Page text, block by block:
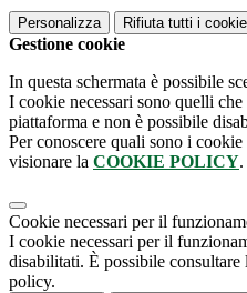
Personalizza Rifiuta tutti i
Gestione cookie
In questa schermata è possibile
I cookie necessari sono quelli
piattaforma e non è possibile
Per conoscere quali sono i
visionare la COOKIE POLICY.
Cookie necessari per il
I cookie necessari per il
disabilitati. È possibile
policy.